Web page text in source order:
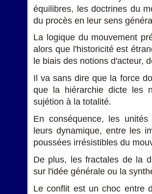
équilibres, les doctrines du
du procès en leur sens
La logique du mouvement
alors que l'historicité est
le biais des notions d'acteur,
Il va sans dire que la force
que la hiérarchie dicte les
sujétion à la totalité.
En conséquence, les
leurs dynamique, entre les
poussées irrésistibles du
De plus, les fractales de la
sur l'idée générale ou la
Le conflit est un choc entre